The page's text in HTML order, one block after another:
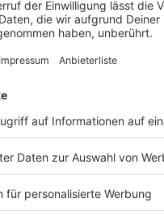
legen.
Die Schalottenwürfel in
Mit der Sahne auffüllen
Die Masse abkühlen
Die Hälfte der
gebogenen Garnelen
Teigblätterfest zu einer
ca. 15 Minuten backen.